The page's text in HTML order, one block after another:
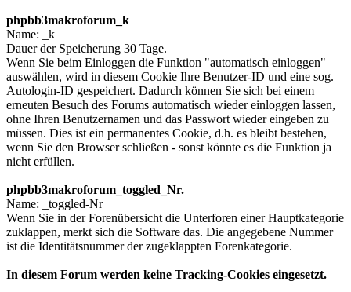
phpbb3makroforum_k
Name: _k
Dauer der Speicherung 30 Tage.
Wenn Sie beim Einloggen die Funktion "automatisch einloggen"
auswählen, wird in diesem Cookie Ihre Benutzer-ID und eine sog.
Autologin-ID gespeichert. Dadurch können Sie sich bei einem
erneuten Besuch des Forums automatisch wieder einloggen lassen,
ohne Ihren Benutzernamen und das Passwort wieder eingeben zu
müssen. Dies ist ein permanentes Cookie, d.h. es bleibt bestehen,
wenn Sie den Browser schließen - sonst könnte es die Funktion ja
nicht erfüllen.
phpbb3makroforum_toggled_Nr.
Name: _toggled-Nr
Wenn Sie in der Forenübersicht die Unterforen einer Hauptkategorie
zuklappen, merkt sich die Software das. Die angegebene Nummer
ist die Identitätsnummer der zugeklappten Forenkategorie.
In diesem Forum werden keine Tracking-Cookies eingesetzt.